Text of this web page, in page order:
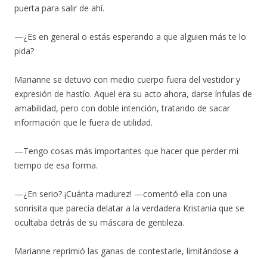
puerta para salir de ahí.
—¿Es en general o estás esperando a que alguien más te lo
pida?
Marianne se detuvo con medio cuerpo fuera del vestidor y
expresión de hastío. Aquel era su acto ahora, darse ínfulas de
amabilidad, pero con doble intención, tratando de sacar
información que le fuera de utilidad.
—Tengo cosas más importantes que hacer que perder mi
tiempo de esa forma.
—¿En serio? ¡Cuánta madurez! —comentó ella con una
sonrisita que parecía delatar a la verdadera Kristania que se
ocultaba detrás de su máscara de gentileza.
Marianne reprimió las ganas de contestarle, limitándose a